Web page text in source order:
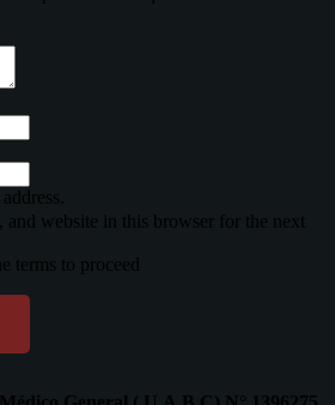
and website in this browser for the next
terms to proceed